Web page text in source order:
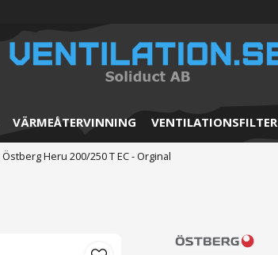
VÄRMEÅTERVINNING VENTILATIONSFILTER
Heru 200/250 T EC - Orginal